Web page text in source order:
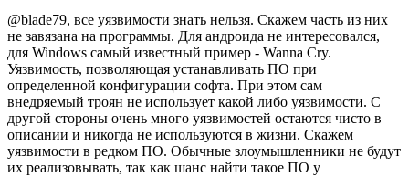
@blade79, все уязвимости знать нельзя. Скажем часть из них
не завязана на программы. Для андроида не интересовался,
для Windows самый известный пример - Wanna Cry.
Уязвимость, позволяющая устанавливать ПО при
определенной конфигурации софта. При этом сам
внедряемый троян не использует какой либо уязвимости. С
другой стороны очень много уязвимостей остаются чисто в
описании и никогда не используются в жизни. Скажем
уязвимости в редком ПО. Обычные злоумышленники не будут
их реализовывать, так как шанс найти такое ПО у